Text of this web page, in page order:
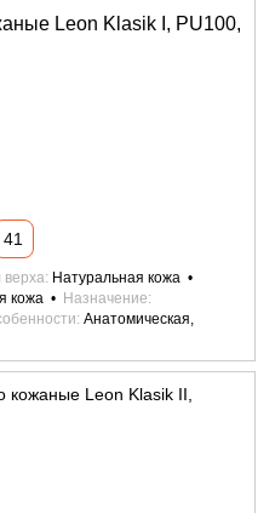
Leon Klasik I, PU100,
41
верха Натуральная кожа
кожа
Назначение
Анатомическая,